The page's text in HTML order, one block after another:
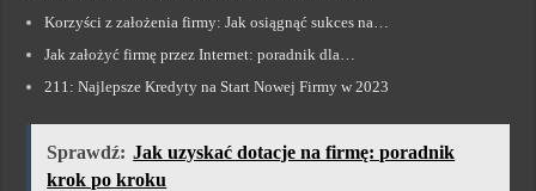
Korzyści z założenia firmy: Jak osiągnąć sukces na…
Jak założyć firmę przez Internet: poradnik dla…
211: Najlepsze Kredyty na Start Nowej Firmy w 2023
Sprawdź: Jak uzyskać dotacje na firmę: poradnik
krok po kroku